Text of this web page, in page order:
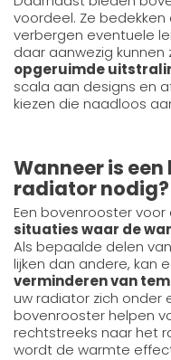
voordeel. Ze
verbergen eventuele
daar aanwezig kunnen
opgeruimde
scala aan designs en
kiezen die naadloos
Wanneer is
radiator nodig?
Een bovenrooster voor
situaties waar de
Als bepaalde delen
lijken dan andere, kan
verminderen van
uw radiator zich onder
bovenrooster helpen
rechtstreeks naar het
wordt de warmte